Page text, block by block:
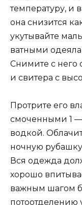
температуру, и
она снизится
укутывайте
ватными
Снимите с него
и свитера с
Протрите его
смоченными 1 —
водкой.
ночную
Вся одежда
хорошо
важным шагом
потоотделению